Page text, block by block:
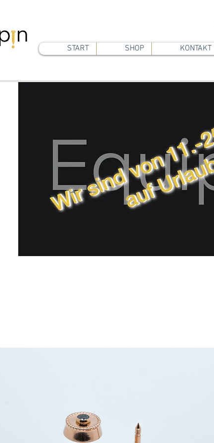
START SHOP KONTAKT